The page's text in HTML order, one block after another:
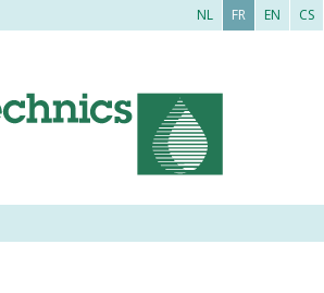
NL FR EN CS